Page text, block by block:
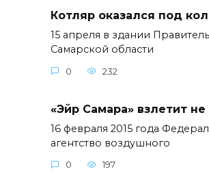
Котляр оказался под
15 апреля в здании
Самарской области
0 232
«Эйр Самара» взлетит не
16 февраля 2015 года
агентство воздушного
0 197